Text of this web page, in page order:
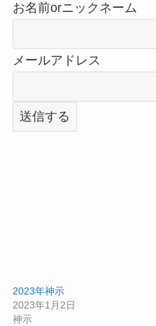
お名前orニックネーム
メールアドレス
2023年神示
2023年1月2日
神示